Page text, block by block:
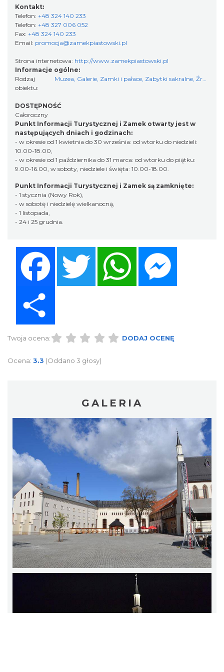
Kontakt:
Telefon: +48 324 140 233
Telefon: +48 327 006 052
Fax: +48 324 140 233
Email: promocja@zamekpiastowski.pl
Strona internetowa: http://www.zamekpiastowski.pl
Informacje ogólne:
Rodzaj
obiektu:
Muzea, Galerie, Zamki i pałace, Zabytki sakralne,Źródła historii
DOSTĘPNOŚĆ
Całoroczny
Punkt Informacji Turystycznej i Zamek otwarty jest w
następujących dniach i godzinach:
- w okresie od 1 kwietnia do 30 września: od wtorku do niedzieli:
10.00-18.00,
- w okresie od 1 października do 31 marca: od wtorku do piątku:
9.00-16.00, w soboty, niedziele i święta: 10.00-18.00.
Punkt Informacji Turystycznej i Zamek są zamknięte:
- 1 stycznia (Nowy Rok),
- w sobotę i niedzielę wielkanocną,
- 1 listopada,
- 24 i 25 grudnia.
Twitter WhatsApp
Twoja ocena: DODAJ OCENĘ
Ocena: 3.3 (Oddano 3 głosy)
GALERIA